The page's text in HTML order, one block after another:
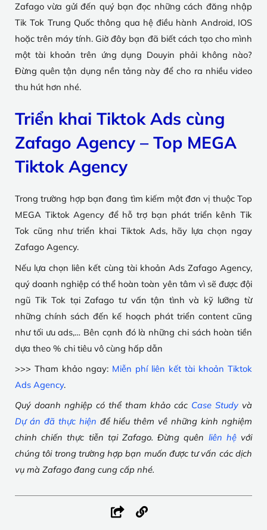
Zafago vừa gửi đến quý bạn đọc những cách đăng nhập
Tik Tok Trung Quốc thông qua hệ điều hành Android, IOS
hoặc trên máy tính. Giờ đây bạn đã biết cách tạo cho mình
một tài khoản trên ứng dụng Douyin phải không nào?
Đừng quên tận dụng nền tảng này để cho ra nhiều video
thu hút hơn nhé.
Triển khai Tiktok Ads cùng
Zafago Agency – Top MEGA
Tiktok Agency
Trong trường hợp bạn đang tìm kiếm một đơn vị thuộc Top
MEGA Tiktok Agency để hỗ trợ bạn phát triển kênh Tik
Tok cũng như triển khai Tiktok Ads, hãy lựa chọn ngay
Zafago Agency.
Nếu lựa chọn liên kết cùng tài khoản Ads Zafago Agency,
quý doanh nghiệp có thể hoàn toàn yên tâm vì sẽ được đội
ngũ Tik Tok tại Zafago tư vấn tận tình và kỹ lưỡng từ
những chính sách đến kế hoạch phát triển content cũng
như tối ưu ads,… Bên cạnh đó là những chi sách hoàn tiền
dựa theo % chi tiêu vô cùng hấp dẫn
>>> Tham khảo ngay: Miễn phí liên kết tài khoản Tiktok
Ads Agency.
Quý doanh nghiệp có thể tham khảo các Case Study và
Dự án đã thực hiện để hiểu thêm về những kinh nghiệm
chinh chiến thực tiễn tại Zafago. Đừng quên liên hệvới
chúng tôi trong trường hợp bạn muốn được tư vấn các dịch
vụ mà Zafago đang cung cấp nhé.